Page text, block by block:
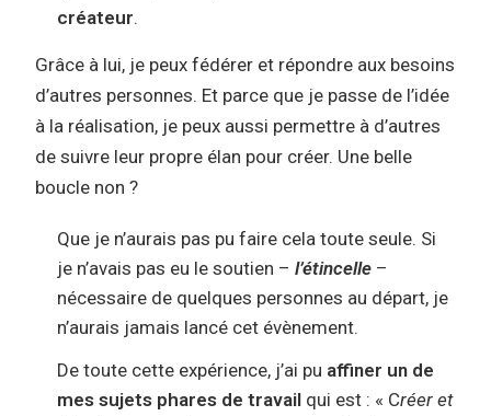
créateur.
Grâce à lui, je peux fédérer et répondre aux besoins
d’autres personnes. Et parce que je passe de l’idée
à la réalisation, je peux aussi permettre à d’autres
de suivre leur propre élan pour créer. Une belle
boucle non ?
Que je n’aurais pas pu faire cela toute seule. Si
je n’avais pas eu le soutien –l’étincelle –
nécessaire de quelques personnes au départ, je
n’aurais jamais lancé cet évènement.
De toute cette expérience, j’ai pu affiner un de
mes sujets phares de travail qui est : « Créer et